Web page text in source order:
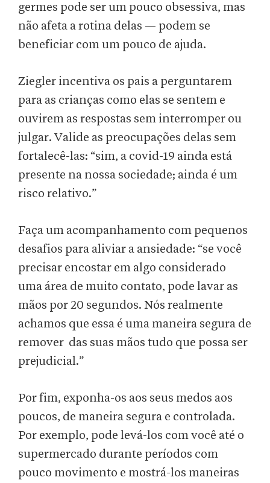
germes pode ser um pouco obsessiva, mas
não afeta a rotina delas — podem se
beneficiar com um pouco de ajuda.
Ziegler incentiva os pais a perguntarem
para as crianças como elas se sentem e
ouvirem as respostas sem interromper ou
julgar. Valide as preocupações delas sem
fortalecê-las: “sim, a covid-19 ainda está
presente na nossa sociedade; ainda é um
risco relativo.”
Faça um acompanhamento com pequenos
desafios para aliviar a ansiedade: “se você
precisar encostar em algo considerado
uma área de muito contato, pode lavar as
mãos por 20 segundos. Nós realmente
achamos que essa é uma maneira segura de
remover das suas mãos tudo que possa ser
prejudicial.”
Por fim, exponha-os aos seus medos aos
poucos, de maneira segura e controlada.
Por exemplo, pode levá-los com você até o
supermercado durante períodos com
pouco movimento e mostrá-los maneiras